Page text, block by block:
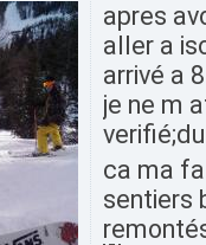
apres
aller a
arrivé a
je ne m
ca ma
sentiers